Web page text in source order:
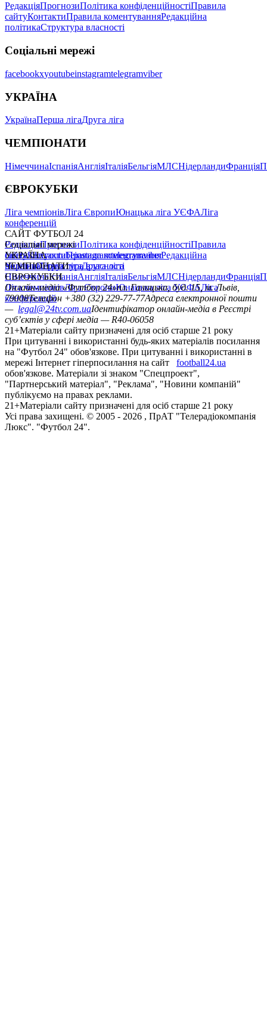
РедакціяПрогнозиПолітика конфіденційностіПравила
сайтуКонтактиПравила коментуванняРедакційна
політикаСтруктура власності
Соціальні мережі
facebookxyoutubeinstagramtelegramviber
УКРАЇНА
УкраїнаПерша лігаДруга ліга
ЧЕМПІОНАТИ
НімеччинаІспаніяАнгліяІталіяБельгіяМЛСНідерландиФранція
ЄВРОКУБКИ
Ліга чемпіонівЛіга ЄвропиЮнацька ліга УЄФАЛіга
конференцій
САЙТ ФУТБОЛ 24
РедакціяПрогнозиПолітика конфіденційностіПравила
сайтуКонтактиПравила коментуванняРедакційна
політикаСтруктура власності
Соціальні мережі
facebookxyoutubeinstagramtelegramviber
УКРАЇНА
УкраїнаПерша лігаДруга ліга
ЧЕМПІОНАТИ
НімеччинаІспаніяАнгліяІталіяБельгіяМЛСНідерландиФранція
ЄВРОКУБКИ
Ліга чемпіонівЛіга ЄвропиЮнацька ліга УЄФАЛіга
конференцій
Онлайн-медіа «Футбол 24»пл. Галицька, буд. 15, м. Львів,
79008Телефон +380 (32) 229-77-77Адреса електронної пошти
— legal@24tv.com.uaІдентифікатор онлайн-медіа в Реєстрі
суб’єктів у сфері медіа — R40-06058
21+Матеріали сайту призначені для осіб старше 21 року
При цитуванні і використанні будь-яких матеріалів посилання
на "Футбол 24" обов'язкове. При цитуванні і використанні в
мережі Інтернет гіперпосилання на сайт
football24.ua
обов'язкове. Матеріали зі знаком "Спецпроект",
"Партнерський матеріал", "Реклама", "Новини компаній"
публікуємо на правах реклами.
21+Матеріали сайту призначені для осіб старше 21 року
Усi права захищенi. © 2005 - 2026 , ПрАТ "Телерадіокомпанія
Люкс". "Футбол 24".